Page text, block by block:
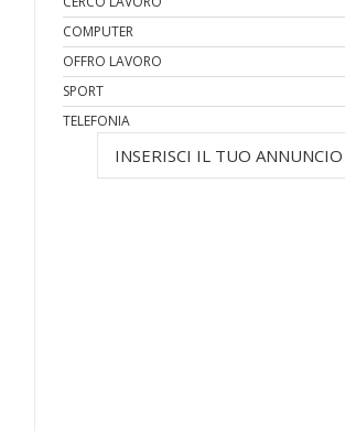
COMPUTER
OFFRO LAVORO
SPORT
TELEFONIA
INSERISCI IL TUO ANNUNCIO